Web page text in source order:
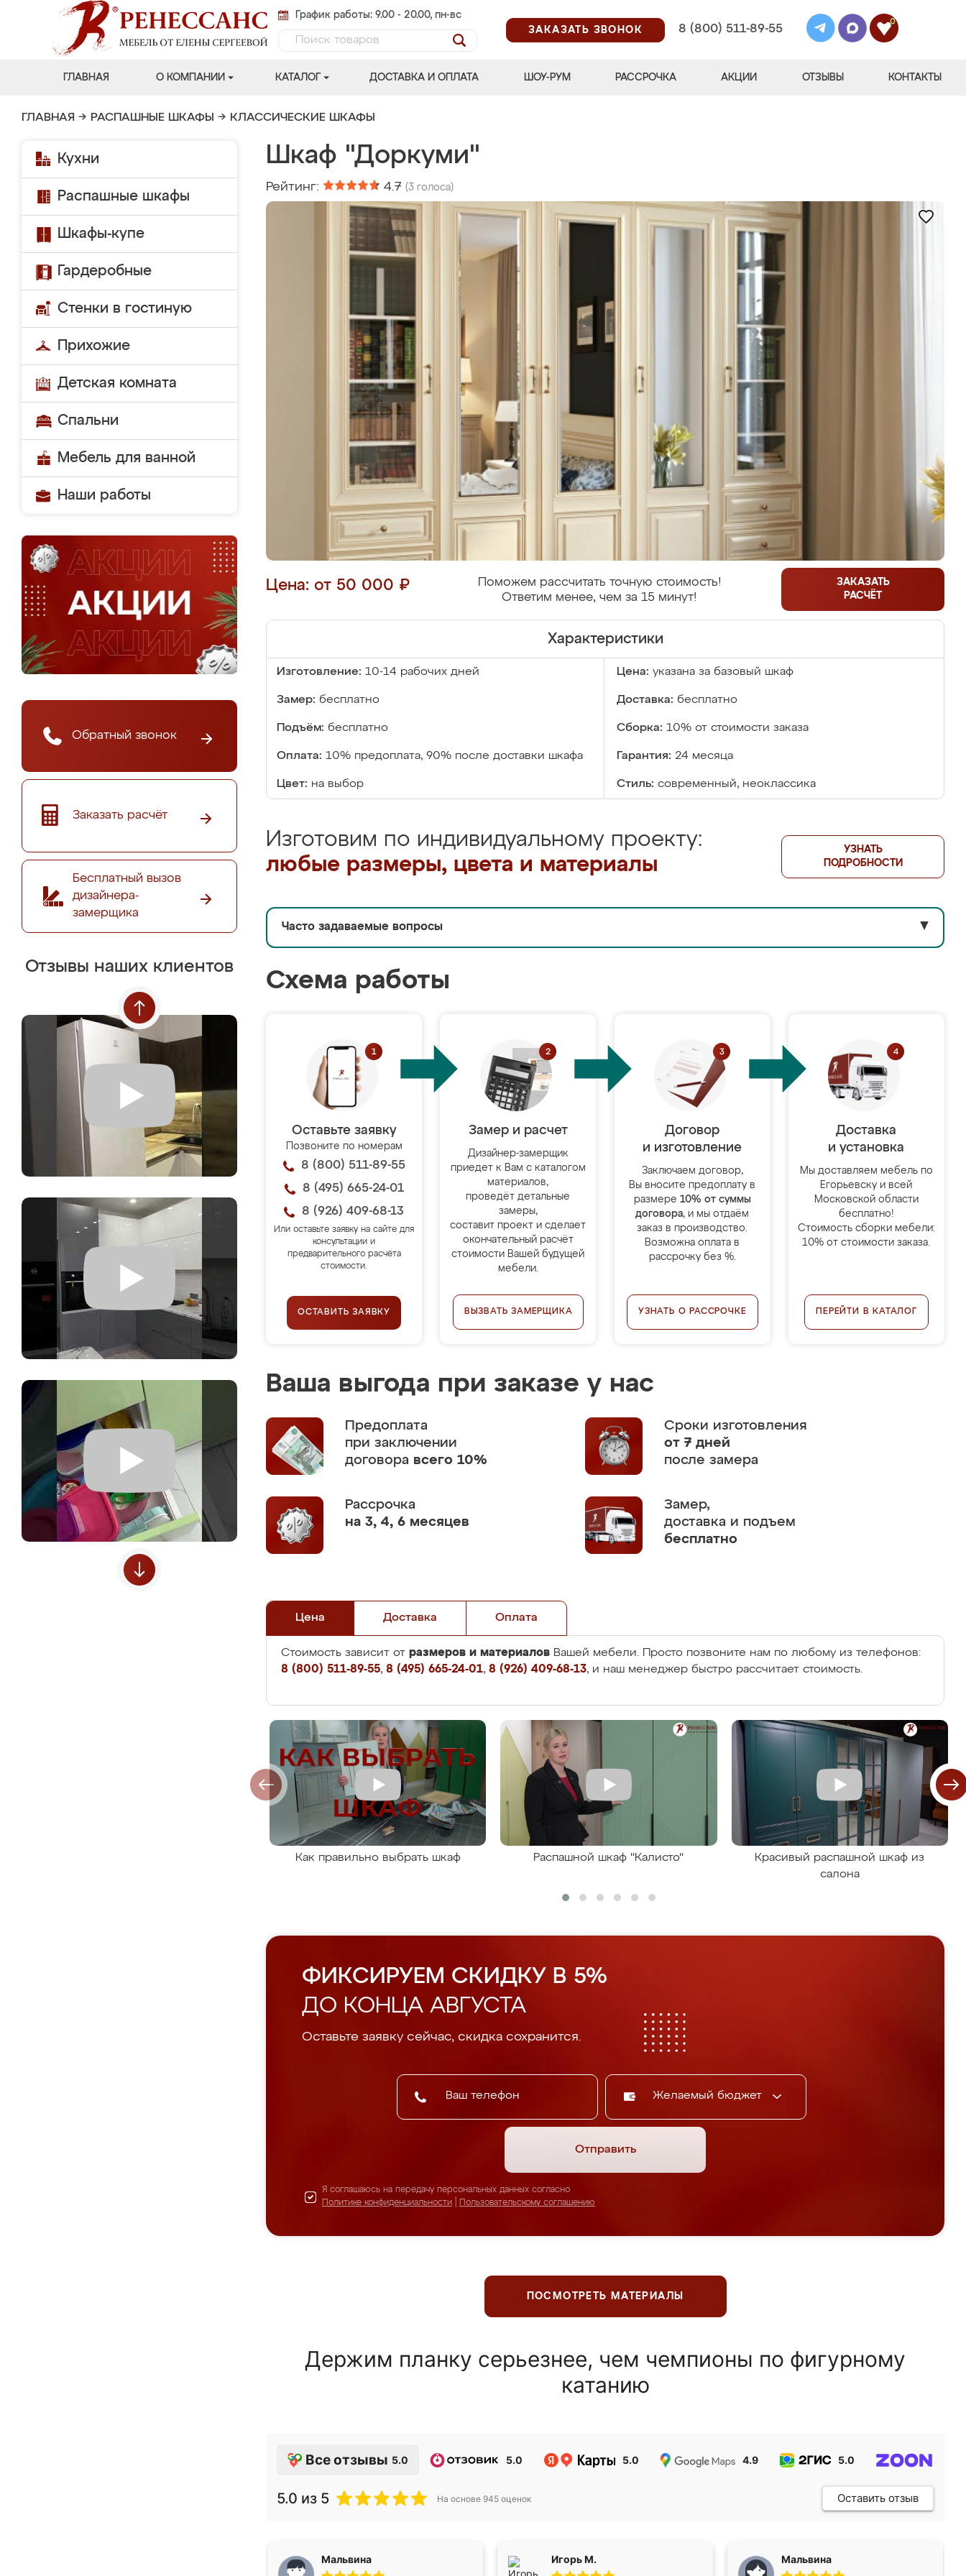
График работы: 9.00 - 20.00, пн-вс
ЗАКАЗАТЬ ЗВОНОК
8 (800) 511-89-55
0
ГЛАВНАЯ О КОМПАНИИ КАТАЛОГ ДОСТАВКА И ОПЛАТА ШОУ-РУМ РАССРОЧКА АКЦИИ ОТЗЫВЫ КОНТАКТЫ
ГЛАВНАЯ → РАСПАШНЫЕ ШКАФЫ → КЛАССИЧЕСКИЕ ШКАФЫ
Кухни
Распашные шкафы
Шкафы-купе
Гардеробные
Стенки в гостиную
Прихожие
Детская комната
Спальни
Мебель для ванной
Наши работы
Обратный звонок
Заказать расчёт
Бесплатный вызов
дизайнера-
замерщика
Отзывы наших клиентов
Шкаф "Доркуми"
Рейтинг: 4.7 (3 голоса)
Цена: от 50 000 ₽
Поможем рассчитать точную стоимость!
Ответим менее, чем за 15 минут!
ЗАКАЗАТЬ
РАСЧЁТ
Характеристики
Изготовление: 10-14 рабочих дней Цена: указана за базовый шкаф
Замер: бесплатно Доставка: бесплатно
Подъём: бесплатно Сборка: 10% от стоимости заказа
Оплата: 10% предоплата, 90% после доставки шкафа Гарантия: 24 месяца
Цвет: на выбор Стиль: современный, неоклассика
Изготовим по индивидуальному проекту:
любые размеры, цвета и материалы
УЗНАТЬ
ПОДРОБНОСТИ
Часто задаваемые вопросы ▼
Схема работы
Оставьте заявку
Позвоните по номерам
8 (800) 511-89-55
8 (495) 665-24-01
8 (926) 409-68-13
Или оставьте заявку на сайте для
консультации и
предварительного расчёта
стоимости.
ОСТАВИТЬ ЗАЯВКУ
Замер и расчет
Дизайнер-замерщик
приедет к Вам с каталогом
материалов,
проведёт детальные
замеры,
составит проект и сделает
окончательный расчёт
стоимости Вашей будущей
мебели.
ВЫЗВАТЬ ЗАМЕРЩИКА
Договор
и изготовление
Заключаем договор,
Вы вносите предоплату в
размере 10% от суммы
договора, и мы отдаём
заказ в производство.
Возможна оплата в
рассрочку без %.
УЗНАТЬ О РАССРОЧКЕ
Доставка
и установка
Мы доставляем мебель по
Егорьевску и всей
Московской области
бесплатно!
Стоимость сборки мебели:
10% от стоимости заказа.
ПЕРЕЙТИ В КАТАЛОГ
Ваша выгода при заказе у нас
Предоплата
при заключении
договора всего 10%
Сроки изготовления
от 7 дней
после замера
Рассрочка
на 3, 4, 6 месяцев
Замер,
доставка и подъем
бесплатно
Цена Доставка Оплата
Стоимость зависит от размеров и материалов Вашей мебели. Просто позвоните нам по любому из телефонов:
8 (800) 511-89-55, 8 (495) 665-24-01, 8 (926) 409-68-13, и наш менеджер быстро рассчитает стоимость.
Как правильно выбрать шкаф Распашной шкаф "Калисто"
Красивый распашной шкаф из
салона
ФИКСИРУЕМ СКИДКУ В 5%
ДО КОНЦА АВГУСТА
Оставьте заявку сейчас, скидка сохранится.
Желаемый бюджет
Отправить
Я соглашаюсь на передачу персональных данных согласно
Политике конфиденциальности
Пользовательскому соглашению
ПОСМОТРЕТЬ МАТЕРИАЛЫ
Держим планку серьезнее, чем чемпионы по фигурному
катанию
Все отзывы 5.0 5.0 5.0 4.9 5.0
5.0 из 5 На основе 945 оценок Оставить отзыв
Мальвина Игорь М. Мальвина